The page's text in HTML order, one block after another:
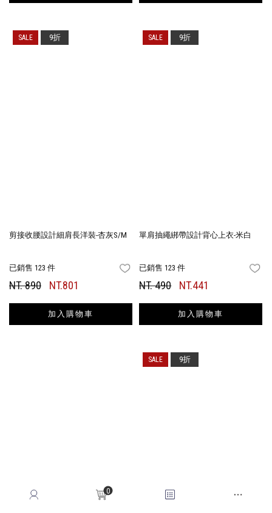
0
剪接收腰設計細肩長洋裝-杏灰S/M
已銷售 123 件 FAVORITES
NT. 890 NT.801
加入購物車
9折
單肩抽繩綁帶設計背心上衣-米白
已銷售 123 件
NT. 490 NT.441
加入購物車
9折
9折